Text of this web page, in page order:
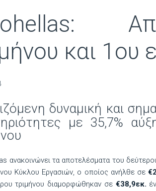
και 1ου
δυναμική και
με 35,7%
ανακοινώνει τα αποτελέσματα του
Κύκλου Εργασιών, ο οποίος ανήλθε σε
τριμήνου διαμορφώθηκαν σε €38,9εκ.